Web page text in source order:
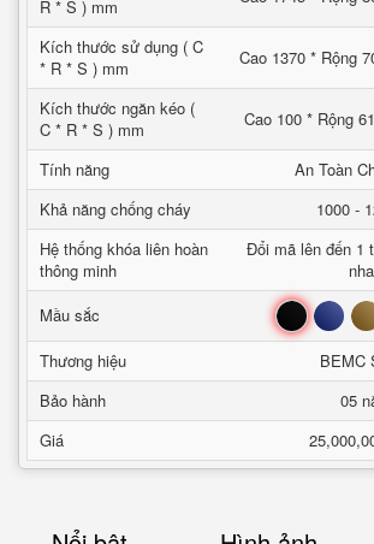
R * S ) mm
Kích thước sử dụng ( C
* R * S ) mm
Cao 1370 * Rộng
Kích thước ngăn kéo (
C * R * S ) mm
Cao 100 * Rộng
Tính năng
An Toàn
Khả năng chống cháy
1000 -
Hệ thống khóa liên hoàn
thông minh
Đổi mã lên đến 1
Mầu sắc
Đen Xanh
Thương hiệu
BEMC
Bảo hành
05
Giá